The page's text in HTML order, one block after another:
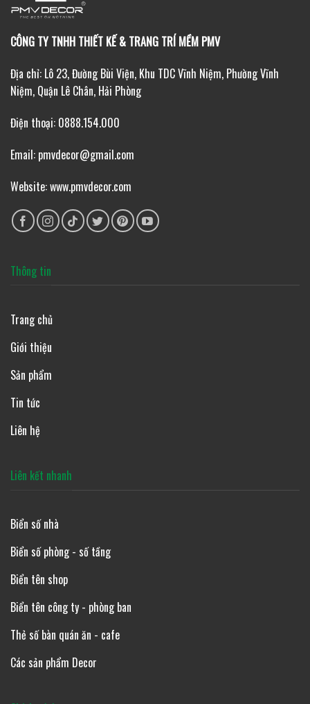
CÔNG TY TNHH THIẾT KẾ & TRANG TRÍ MỀM PMV
Địa chỉ: Lô 23, Đường Bùi Viện, Khu TDC Vĩnh Niệm, Phường Vĩnh
Niệm, Quận Lê Chân, Hải Phòng
Điện thoại: 0888.154.000
Email: pmvdecor@gmail.com
Website: www.pmvdecor.com
Thông tin
Trang chủ
Giới thiệu
Sản phẩm
Tin tức
Liên hệ
Liên kết nhanh
Biển số nhà
Biển số phòng - số tầng
Biển tên shop
Biển tên công ty - phòng ban
Thẻ số bàn quán ăn - cafe
Các sản phẩm Decor